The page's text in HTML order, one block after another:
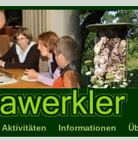
Aktivitäten Informationen